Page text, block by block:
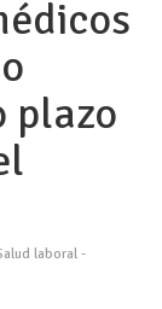
plazo
laboral -